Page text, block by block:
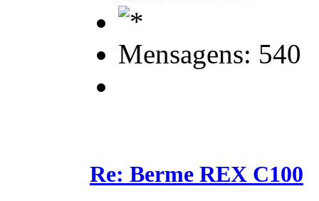
Mensagens: 540
Re: Berme REX C100